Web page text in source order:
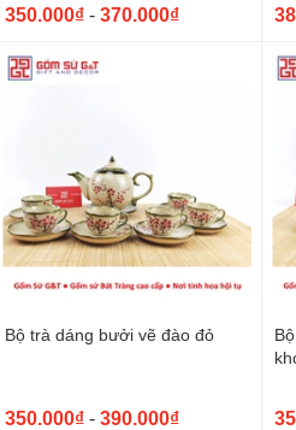
350.000₫ - 370.000₫
Bộ trà dáng bưởi vẽ đào đỏ
350.000₫ - 390.000₫